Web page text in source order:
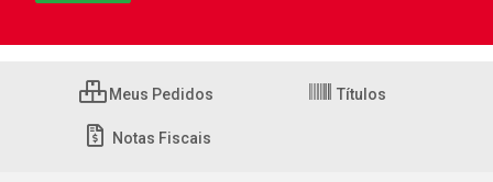
Meus Pedidos Títulos
Notas Fiscais